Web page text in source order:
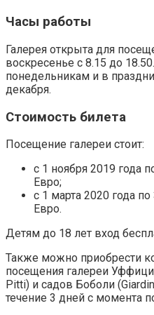
Часы работы
Галерея открыта для
воскресенье с 8.15 до
понедельникам и в
декабря.
Стоимость билета
Посещение галереи стоит:
с 1 ноября 2019 года
Евро;
с 1 марта 2020 года
Евро.
Детям до 18 лет вход
Также можно приобрести
посещения галереи
Pitti) и садов Боболи
течение 3 дней с момента